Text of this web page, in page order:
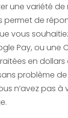
une variété
permet de
vous
Pay, ou une
en dollars
problème
n’avez pas à